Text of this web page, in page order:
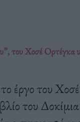
του Χοσέ Ορτέγκα
έργο του
του